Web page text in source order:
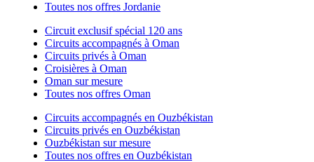
Toutes nos offres Jordanie
Circuit exclusif spécial 120 ans
Circuits accompagnés à Oman
Circuits privés à Oman
Croisières à Oman
Oman sur mesure
Toutes nos offres Oman
Circuits accompagnés en Ouzbékistan
Circuits privés en Ouzbékistan
Ouzbékistan sur mesure
Toutes nos offres en Ouzbékistan